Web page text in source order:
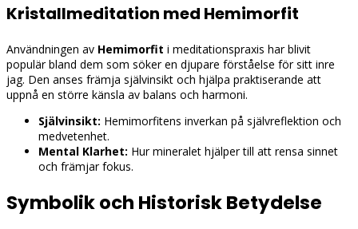
Kristallmeditation med Hemimorfit
Användningen av Hemimorfit i meditationspraxis har blivit
populär bland dem som söker en djupare förståelse för sitt inre
jag. Den anses främja självinsikt och hjälpa praktiserande att
uppnå en större känsla av balans och harmoni.
Självinsikt: Hemimorfitens inverkan på självreflektion och
medvetenhet.
Mental Klarhet: Hur mineralet hjälper till att rensa sinnet
och främjar fokus.
Symbolik och Historisk Betydelse